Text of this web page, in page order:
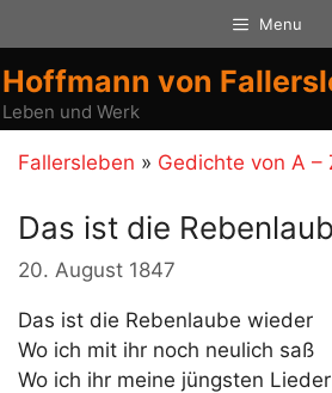
Inhalt
springen
Menu
Hoffmann von
Leben und Werk
Fallersleben » Gedichte von A –
Das ist die
20. August 1847
Das ist die Rebenlaube wieder
Wo ich mit ihr noch neulich saß
Wo ich ihr meine jüngsten Lieder